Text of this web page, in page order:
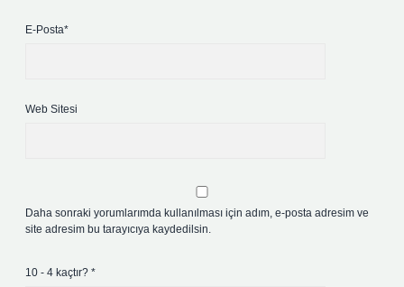
E-Posta*
Web Sitesi
Daha sonraki yorumlarımda kullanılması için adım, e-posta adresim ve
site adresim bu tarayıcıya kaydedilsin.
10 - 4 kaçtır? *